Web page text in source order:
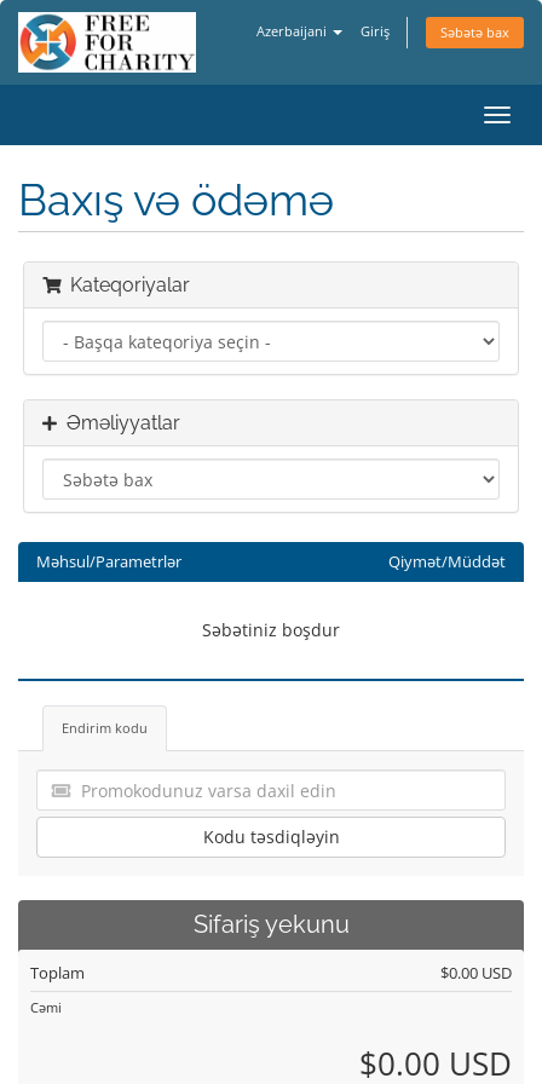
Azerbaijani Giriş Səbətə bax
keçid
Baxış və ödəmə
Kateqoriyalar
Əməliyyatlar
Məhsul/Parametrlər Qiymət/Müddət
Səbətiniz boşdur
Endirim kodu
Kodu təsdiqləyin
Sifariş yekunu
Toplam $0.00 USD
Cəmi
$0.00 USD